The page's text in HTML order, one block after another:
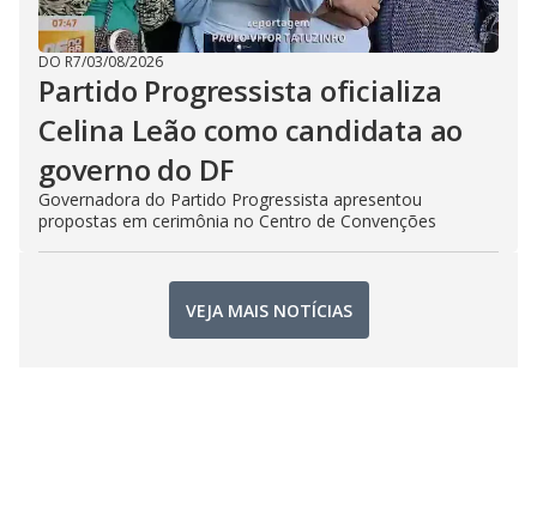
DO R7/03/08/2026
Partido Progressista oficializa
Celina Leão como candidata ao
governo do DF
Governadora do Partido Progressista apresentou
propostas em cerimônia no Centro de Convenções
VEJA MAIS NOTÍCIAS